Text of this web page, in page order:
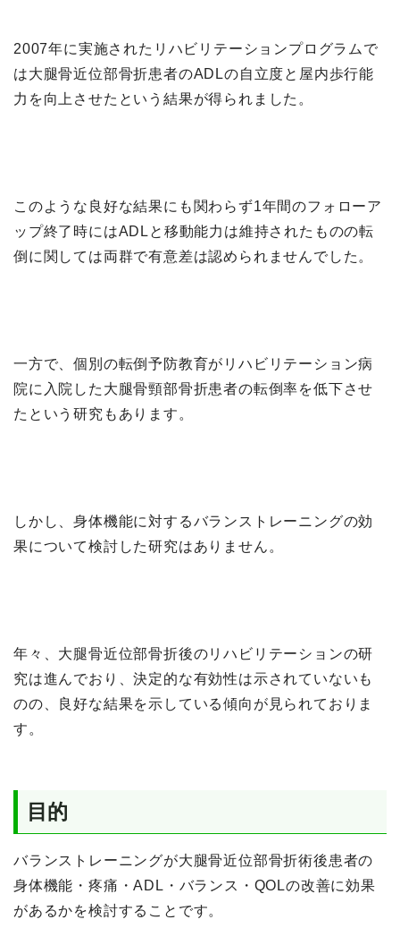
2007年に実施されたリハビリテーションプログラムで
は大腿骨近位部骨折患者のADLの自立度と屋内歩行能
力を向上させたという結果が得られました。
このような良好な結果にも関わらず1年間のフォローア
ップ終了時にはADLと移動能力は維持されたものの転
倒に関しては両群で有意差は認められませんでした。
一方で、個別の転倒予防教育がリハビリテーション病
院に入院した大腿骨頸部骨折患者の転倒率を低下させ
たという研究もあります。
しかし、身体機能に対するバランストレーニングの効
果について検討した研究はありません。
年々、大腿骨近位部骨折後のリハビリテーションの研
究は進んでおり、決定的な有効性は示されていないも
のの、良好な結果を示している傾向が見られておりま
す。
目的
バランストレーニングが大腿骨近位部骨折術後患者の
身体機能・疼痛・ADL・バランス・QOLの改善に効果
があるかを検討することです。